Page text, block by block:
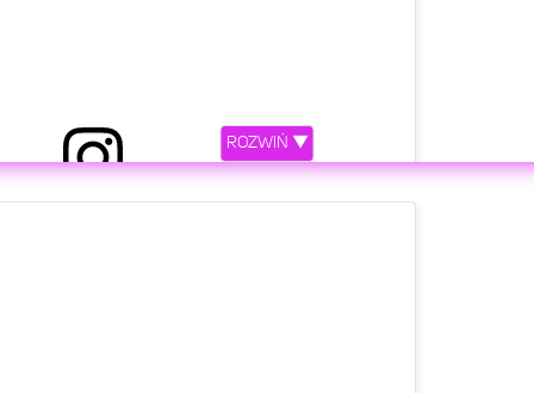
ROZWIŃ ▼